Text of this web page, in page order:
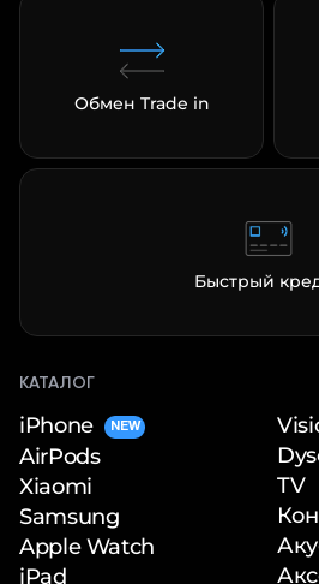
Обмен Trade in
Быстрый
КАТАЛОГ
iPhone NEW
AirPods
Xiaomi
Samsung
Apple Watch
iPad
TV